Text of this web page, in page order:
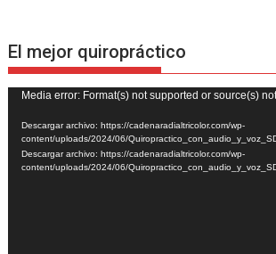
El mejor quiropráctico
Reproductor
de
vídeo
Media error: Format(s) not supported or source(s)
Descargar archivo: https://cadenaradialtricolor.com/wp-
content/uploads/2024/06/
Descargar archivo: https://cadenaradialtricolor.com/wp-
content/uploads/2024/06/